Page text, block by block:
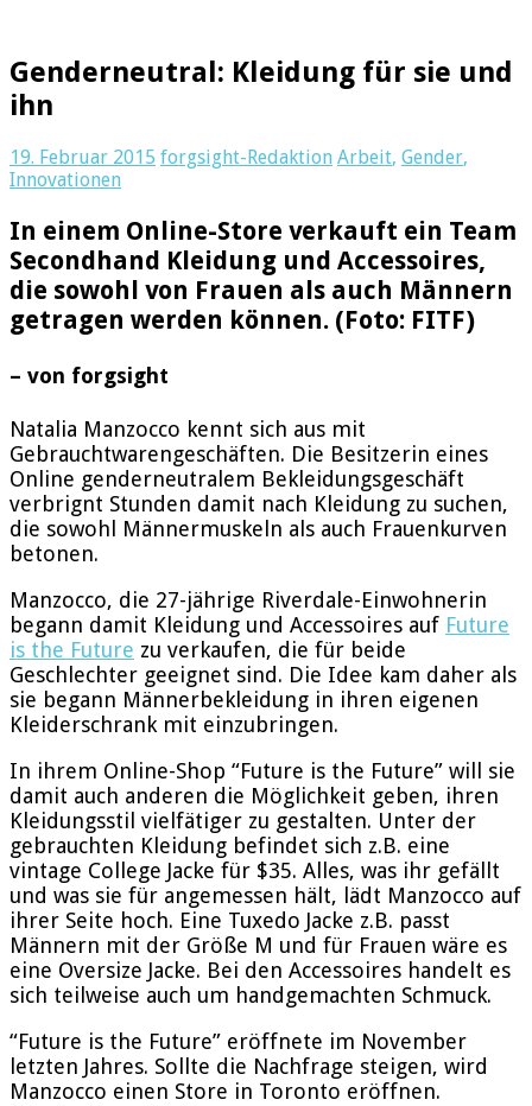
Genderneutral: Kleidung für sie und
ihn
19. Februar 2015 forgsight-Redaktion Arbeit, Gender,
Innovationen
In einem Online-Store verkauft ein Team
Secondhand Kleidung und Accessoires,
die sowohl von Frauen als auch Männern
getragen werden können. (Foto: FITF)
– von forgsight
Natalia Manzocco kennt sich aus mit
Gebrauchtwarengeschäften. Die Besitzerin eines
Online genderneutralem Bekleidungsgeschäft
verbrignt Stunden damit nach Kleidung zu suchen,
die sowohl Männermuskeln als auch Frauenkurven
betonen.
Manzocco, die 27-jährige Riverdale-Einwohnerin
begann damit Kleidung und Accessoires auf Future
is the Future zu verkaufen, die für beide
Geschlechter geeignet sind. Die Idee kam daher als
sie begann Männerbekleidung in ihren eigenen
Kleiderschrank mit einzubringen.
In ihrem Online-Shop “Future is the Future” will sie
damit auch anderen die Möglichkeit geben, ihren
Kleidungsstil vielfätiger zu gestalten. Unter der
gebrauchten Kleidung befindet sich z.B. eine
vintage College Jacke für $35. Alles, was ihr gefällt
und was sie für angemessen hält, lädt Manzocco auf
ihrer Seite hoch. Eine Tuxedo Jacke z.B. passt
Männern mit der Größe M und für Frauen wäre es
eine Oversize Jacke. Bei den Accessoires handelt es
sich teilweise auch um handgemachten Schmuck.
“Future is the Future” eröffnete im November
letzten Jahres. Sollte die Nachfrage steigen, wird
Manzocco einen Store in Toronto eröffnen.